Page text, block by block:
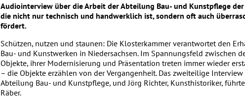
Audiointerview über die Arbeit der Abteilung Bau- und Kunstpflege
die nicht nur technisch und handwerklich ist, sondern oft auch
fördert.
Schützen, nutzen und staunen: Die Klosterkammer verantwortet den
Bau- und Kunstwerken in Niedersachsen. Im Spannungsfeld zwischen
Objekte, ihrer Modernisierung und Präsentation treten immer wieder
– die Objekte erzählen von der Vergangenheit. Das zweiteilige
Abteilung Bau- und Kunstpflege, und Jörg Richter, Kunsthistoriker,
Räber.